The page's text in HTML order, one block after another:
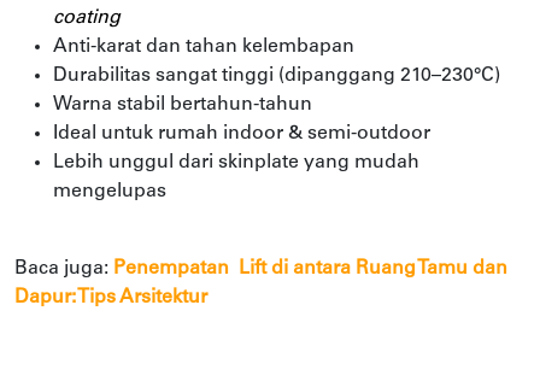
coating
Anti-karat dan tahan kelembapan
Durabilitas sangat tinggi (dipanggang 210–230°C)
Warna stabil bertahun-tahun
Ideal untuk rumah indoor & semi-outdoor
Lebih unggul dari skinplate yang mudah
mengelupas
Baca juga: Penempatan Lift di antara Ruang Tamu dan
Dapur: Tips Arsitektur